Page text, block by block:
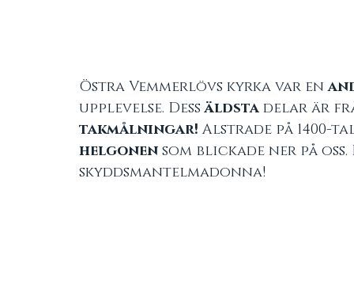
Östra Vemmerlövs kyrka var en
upplevelse. Dess äldsta delar är
takmålningar! Alstrade på 1400-
helgonen som blickade ner på
skyddsmantelmadonna!